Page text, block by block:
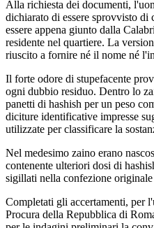
Alla richiesta dei documenti,
dichiarato di essere sprovvisto di
essere appena giunto dalla
residente nel quartiere. La
riuscito a fornire né il nome né
Il forte odore di stupefacente
ogni dubbio residuo. Dentro lo
panetti di hashish per un peso
diciture identificative impresse
utilizzate per classificare la
Nel medesimo zaino erano
contenente ulteriori dosi di
sigillati nella confezione
Completati gli accertamenti, per
Procura della Repubblica di